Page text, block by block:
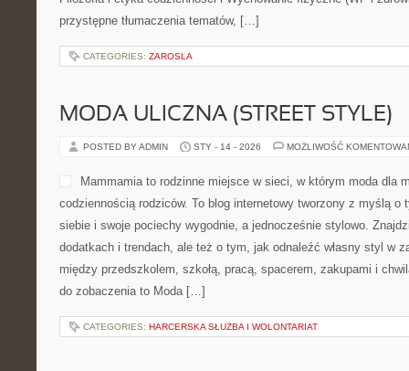
ignacjańską. I właśnie ten rdzeń widać na […]
RELIGIA / ETYKA
POSTED BY ADMIN STY - 15 - 2026 MOŻLIWOŚĆ
przekłada teorię na